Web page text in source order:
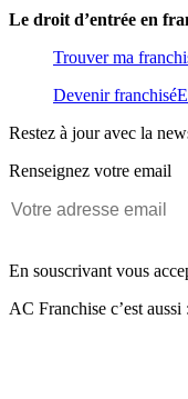
Le droit d’entrée en
Trouver ma
Devenir franchisé
Restez à jour avec la
Renseignez votre email
En souscrivant vous
AC Franchise c’est aussi :